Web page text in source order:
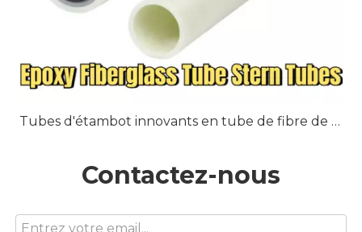
Tubes d'étambot innovants en tube de fibre de verre époxy : l'avenir de la propulsion marine
Contactez-nous